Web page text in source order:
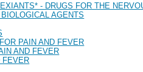
- DRUGS FOR THE
AGENTS
PAIN AND FEVER
AND FEVER
FEVER